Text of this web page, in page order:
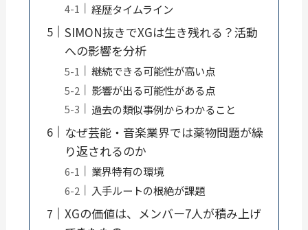
経歴タイムライン
SIMON抜きでXGは生き残れる？活動
への影響を分析
継続できる可能性が高い点
影響が出る可能性がある点
過去の類似事例からわかること
なぜ芸能・音楽業界では薬物問題が繰
り返されるのか
業界特有の環境
入手ルートの根絶が課題
XGの価値は、メンバー7人が積み上げ